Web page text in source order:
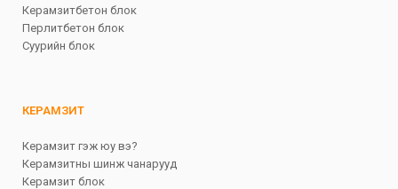
Керамзитбетон блок
Перлитбетон блок
Суурийн блок
КЕРАМЗИТ
Керамзит гэж юу вэ?
Керамзитны шинж чанарууд
Керамзит блок